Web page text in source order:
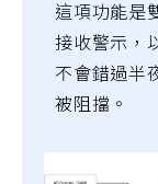
這項功能是
接收警示，
不會錯過半
被阻擋。